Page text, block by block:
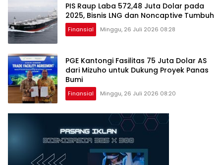
PIS Raup Laba 572,48 Juta Dolar pada
2025, Bisnis LNG dan Noncaptive Tumbuh
Finansial Minggu, 26 Juli 2026 08:28
PGE Kantongi Fasilitas 75 Juta Dolar AS
dari Mizuho untuk Dukung Proyek Panas
Bumi
Finansial Minggu, 26 Juli 2026 08:20